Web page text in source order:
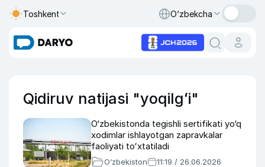
Toshkent O‘zbekcha
Qidiruv natijasi "yoqilgʻi"
O‘zbekistonda tegishli sertifikati yo‘q
xodimlar ishlayotgan zapravkalar
faoliyati toʻxtatiladi
O‘zbekiston 11:19 / 26.06.2026